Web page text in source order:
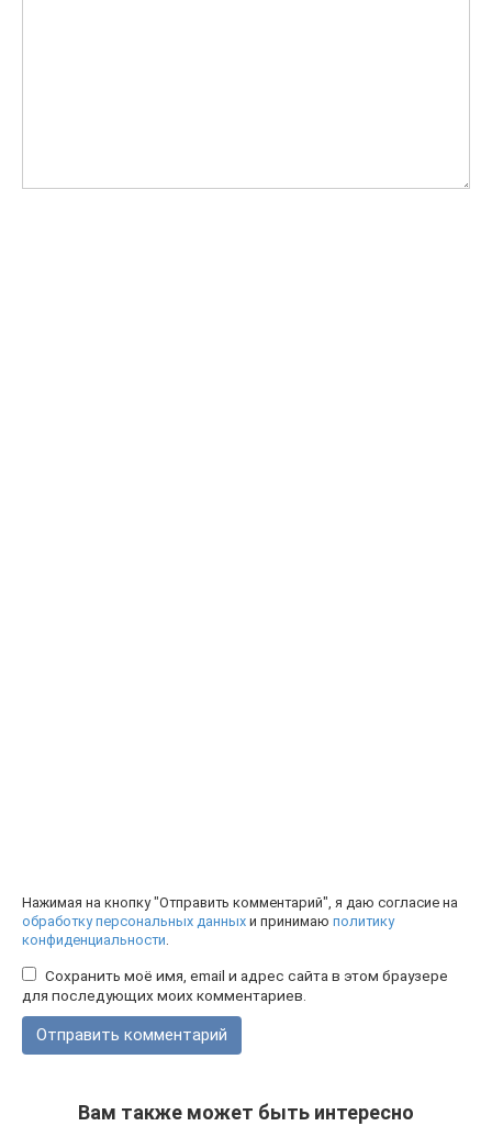
Нажимая на кнопку "Отправить комментарий", я даю согласие на
обработку персональных данных и принимаю политику
конфиденциальности.
Сохранить моё имя, email и адрес сайта в этом браузере
для последующих моих комментариев.
Вам также может быть интересно